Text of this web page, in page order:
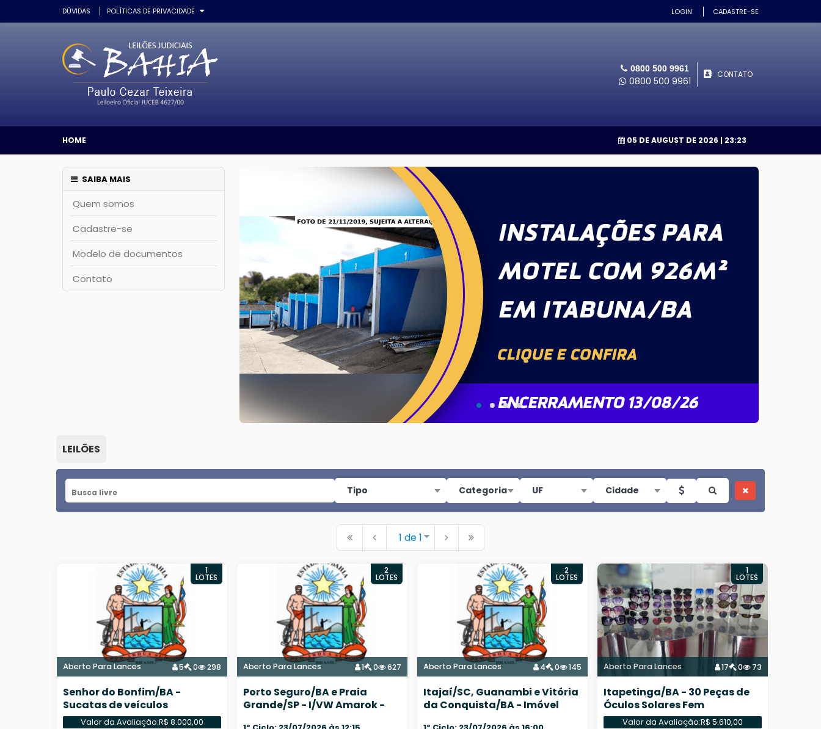
DÚVIDAS POLÍTICAS DE PRIVACIDADE LOGIN CADASTRE-SE
0800 500 9961
0800 500 9961
CONTATO
HOME 05 DE AUGUST DE 2026 | 23:23
SAIBA MAIS
Quem somos
Cadastre-se
Modelo de documentos
Contato
LEILÕES
Busca livre
1 de 1
Aberto Para Lances 5 0 298
1
LOTES
Senhor do Bonfim/BA -
Sucatas de veículos
Valor da Avaliação:R$ 8.000,00
Aberto Para Lances 1 0 627
2
LOTES
Porto Seguro/BA e Praia
Grande/SP - I/VW Amarok -
Aberto Para Lances 4 0 145
2
LOTES
Itajaí/SC, Guanambi e Vitória
da Conquista/BA - Imóvel
Aberto Para Lances 17 0 73
1
LOTES
Itapetinga/BA - 30 Peças de
Óculos Solares Fem
Valor da Avaliação:R$ 5.610,00